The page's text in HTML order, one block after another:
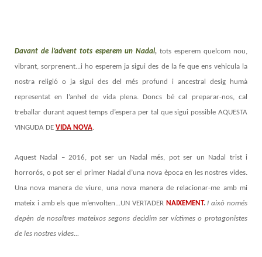
Davant de l’advent tots esperem un Nadal, tots esperem quelcom nou,
vibrant, sorprenent...i ho esperem ja sigui des de la fe que ens vehicula la
nostra religió o ja sigui des del més profund i ancestral desig humà
representat en l’anhel de vida plena. Doncs bé cal preparar-nos, cal
treballar durant aquest temps d’espera per tal que sigui possible AQUESTA
VINGUDA DE VIDA NOVA.
Aquest Nadal – 2016, pot ser un Nadal més, pot ser un Nadal trist i
horrorós, o pot ser el primer Nadal d’una nova època en les nostres vides.
Una nova manera de viure, una nova manera de relacionar-me amb mi
mateix i amb els que m’envolten...UN VERTADER NAIXEMENT.I això només
depèn de nosaltres mateixos segons decidim ser víctimes o protagonistes
de les nostres vides...